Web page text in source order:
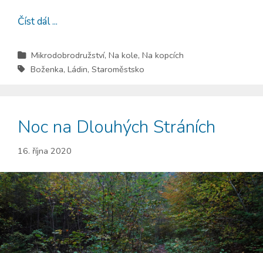
Číst dál ...
Mikrodobrodružství, Na kole, Na kopcích
Boženka, Ládin, Staroměstsko
Noc na Dlouhých Stráních
16. října 2020